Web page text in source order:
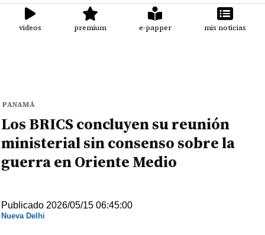
videos premium e-papper mis noticias
PANAMÁ
Los BRICS concluyen su reunión
ministerial sin consenso sobre la
guerra en Oriente Medio
Publicado 2026/05/15 06:45:00
Nueva Delhi